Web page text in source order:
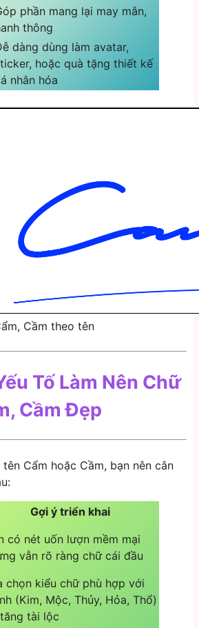
phần mang lại may mắn,
thông
dàng dùng làm avatar,
hoặc quà tặng thiết kế
nhân hóa
Cầm theo tên
Tố Làm Nên Chữ
Cầm Đẹp
Cẩm hoặc Cầm, bạn nên cân
Gợi ý triển khai
có nét uốn lượn mềm mại
vẫn rõ ràng chữ cái đầu
chọn kiểu chữ phù hợp với
(Kim, Mộc, Thủy, Hỏa, Thổ)
tài lộc